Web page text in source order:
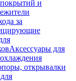
и
за
Аксессуары для
открывалки